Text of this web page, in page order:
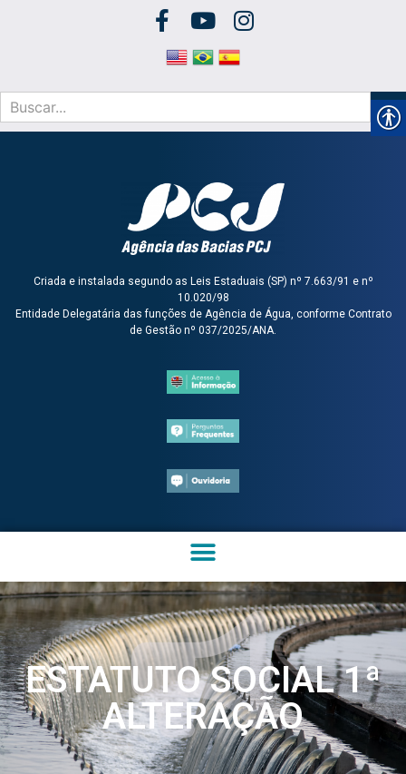
Criada e instalada segundo as Leis Estaduais (SP) nº 7.663/91 e nº
10.020/98
Entidade Delegatária das funções de Agência de Água, conforme Contrato
de Gestão nº 037/2025/ANA.
ESTATUTO SOCIAL 1ª
ALTERAÇÃO